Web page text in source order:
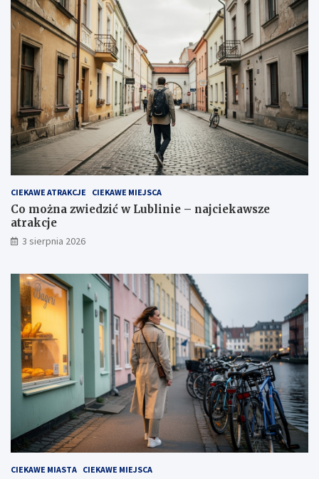
CIEKAWE ATRAKCJE CIEKAWE MIEJSCA
Co można zwiedzić w Lublinie – najciekawsze
atrakcje
3 sierpnia 2026
CIEKAWE MIASTA CIEKAWE MIEJSCA